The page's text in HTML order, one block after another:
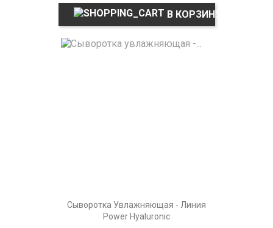
В КОРЗИНУ
Сыворотка Увлажняющая - Линия
Power Hyaluronic